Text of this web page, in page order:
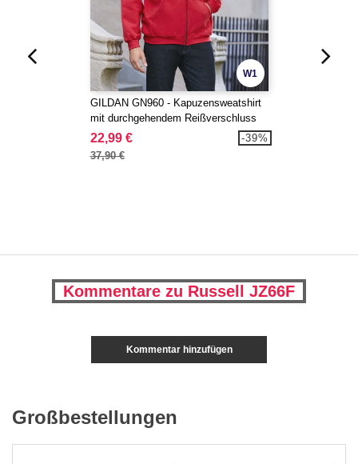
W1
GILDAN GN960 - Kapuzensweatshirt
mit durchgehendem Reißverschluss
22,99 €
37,90 €
-39%
Kommentare zu Russell JZ66F
Kommentar hinzufügen
Großbestellungen